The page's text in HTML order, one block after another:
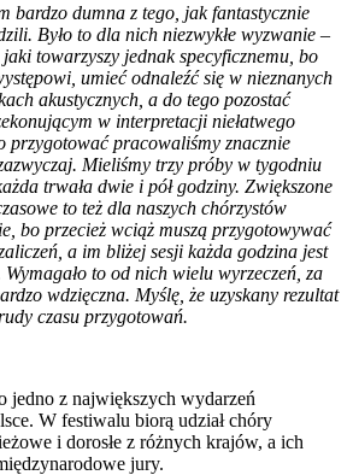
bardzo dumna z tego, jak fantastycznie
Było to dla nich niezwykłe wyzwanie –
jaki towarzyszy jednak specyficznemu, bo
umieć odnaleźć się w nieznanych
akustycznych, a do tego pozostać
w interpretacji niełatwego
przygotować pracowaliśmy znacznie
Mieliśmy trzy próby w tygodniu
trwała dwie i pół godziny. Zwiększone
to też dla naszych chórzystów
bo przecież wciąż muszą przygotowywać
a im bliżej sesji każda godzina jest
to od nich wielu wyrzeczeń, za
wdzięczna. Myślę, że uzyskany rezultat
czasu przygotowań.
jedno z największych wydarzeń
W festiwalu biorą udział chóry
i dorosłe z różnych krajów, a ich
jury.